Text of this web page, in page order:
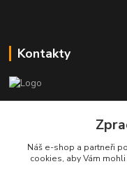
Kontakty
elektro@beatman.cz
Náš e-shop a partneři
cookies, aby Vám